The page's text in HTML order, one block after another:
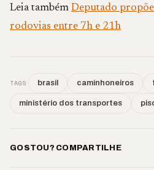
Leia também Deputado
rodovias entre 7h e 21h
TAGS brasil caminhoneiros
ministério dos transportes
GOSTOU? COMPARTILHE